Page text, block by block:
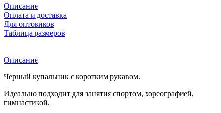
Описание
Оплата и доставка
Для оптовиков
Таблица размеров
Описание
Черный купальник с коротким рукавом.
Идеально подходит для занятия спортом, хореографией,
гимнастикой.